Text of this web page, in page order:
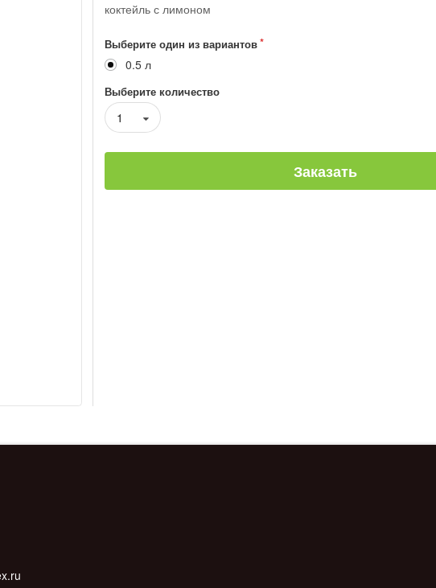
коктейль с лимоном
Выберите один из вариантов
0.5 л
Выберите количество
1
Заказать